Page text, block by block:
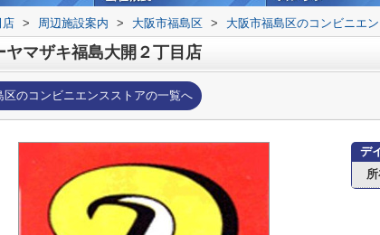
店 > 周辺施設案内 > 大阪市福島区 > 大阪市福島区のコンビニエ
ヤマザキ福島大開２丁目店
区のコンビニエンスストアの一覧へ
デ